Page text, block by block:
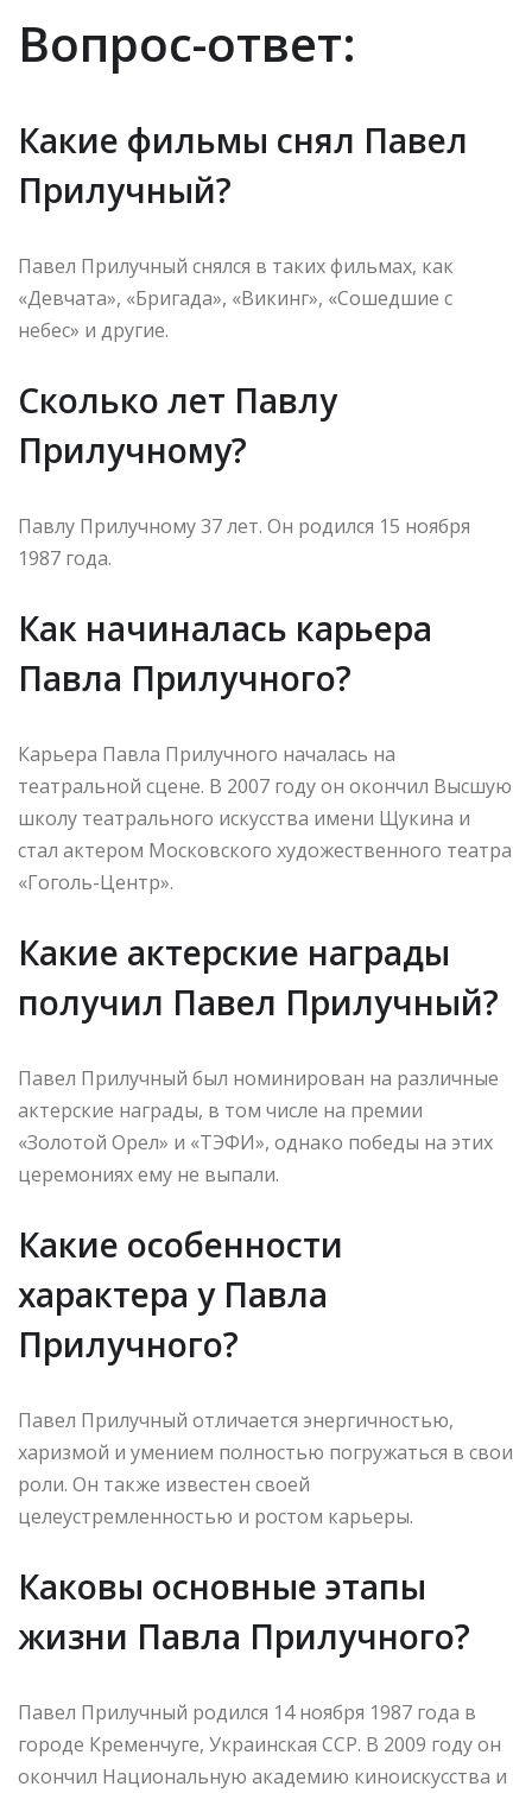
Вопрос-ответ:
Какие фильмы снял Павел
Прилучный?
Павел Прилучный снялся в таких фильмах, как
«Девчата», «Бригада», «Викинг», «Сошедшие с
небес» и другие.
Сколько лет Павлу
Прилучному?
Павлу Прилучному 37 лет. Он родился 15 ноября
1987 года.
Как начиналась карьера
Павла Прилучного?
Карьера Павла Прилучного началась на
театральной сцене. В 2007 году он окончил Высшую
школу театрального искусства имени Щукина и
стал актером Московского художественного театра
«Гоголь-Центр».
Какие актерские награды
получил Павел Прилучный?
Павел Прилучный был номинирован на различные
актерские награды, в том числе на премии
«Золотой Орел» и «ТЭФИ», однако победы на этих
церемониях ему не выпали.
Какие особенности
характера у Павла
Прилучного?
Павел Прилучный отличается энергичностью,
харизмой и умением полностью погружаться в свои
роли. Он также известен своей
целеустремленностью и ростом карьеры.
Каковы основные этапы
жизни Павла Прилучного?
Павел Прилучный родился 14 ноября 1987 года в
городе Кременчуге, Украинская ССР. В 2009 году он
окончил Национальную академию киноискусства и